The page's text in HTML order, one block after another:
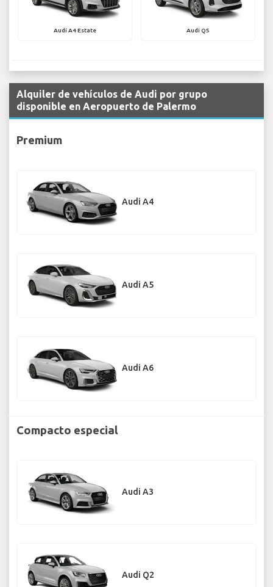
Audi A4 Estate Audi Q5
Alquiler de vehículos de Audi por grupo
disponible en Aeropuerto de Palermo
Premium
Audi A4
Audi A5
Audi A6
Compacto especial
Audi A3
Audi Q2